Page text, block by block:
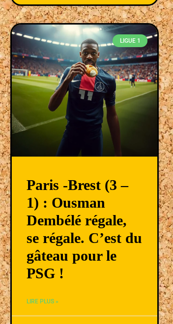
LIGUE 1
Paris -Brest (3 –
1) : Ousman
Dembélé régale,
se régale. C’est du
gâteau pour le
PSG !
LIRE PLUS »